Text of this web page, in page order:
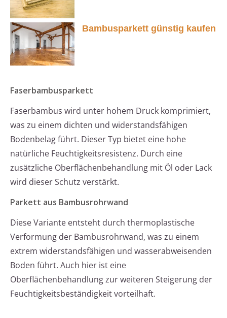
Bambusparkett günstig kaufen
Faserbambusparkett
Faserbambus wird unter hohem Druck komprimiert,
was zu einem dichten und widerstandsfähigen
Bodenbelag führt. Dieser Typ bietet eine hohe
natürliche Feuchtigkeitsresistenz. Durch eine
zusätzliche Oberflächenbehandlung mit Öl oder Lack
wird dieser Schutz verstärkt.
Parkett aus Bambusrohrwand
Diese Variante entsteht durch thermoplastische
Verformung der Bambusrohrwand, was zu einem
extrem widerstandsfähigen und wasserabweisenden
Boden führt. Auch hier ist eine
Oberflächenbehandlung zur weiteren Steigerung der
Feuchtigkeitsbeständigkeit vorteilhaft.